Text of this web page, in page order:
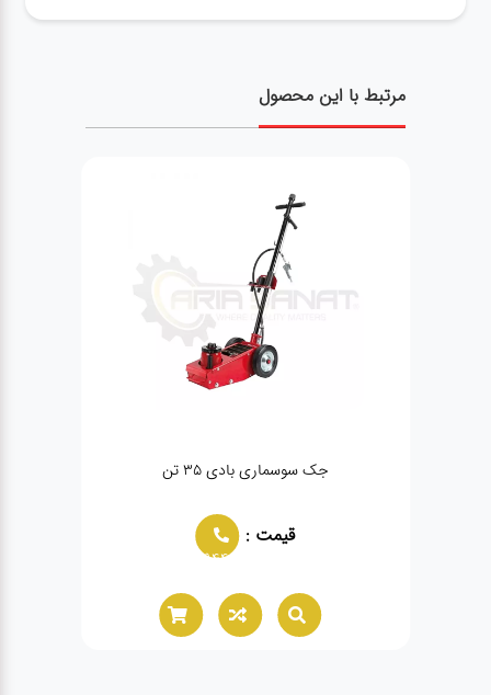
مرتبط با این محصول
بکس بادی TAITIAN 1/2
قیمت :